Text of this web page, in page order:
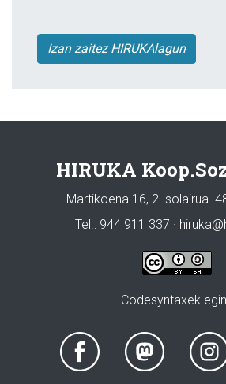
Izan zaitez HIRUKAlagun
HIRUKA
Martikoena 16, 2. solairua.
Tel.: 944 911 337 ·
Codesyntaxek